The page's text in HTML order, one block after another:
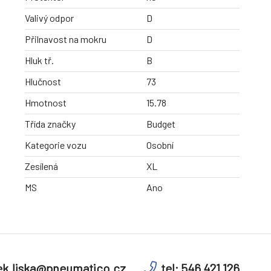
Valivý odpor
D
Přilnavost na mokru
D
Hluk tř.
B
Hlučnost
73
Hmotnost
15.78
Třída značky
Budget
Kategorie vozu
Osobní
Zesílená
XL
MS
Ano